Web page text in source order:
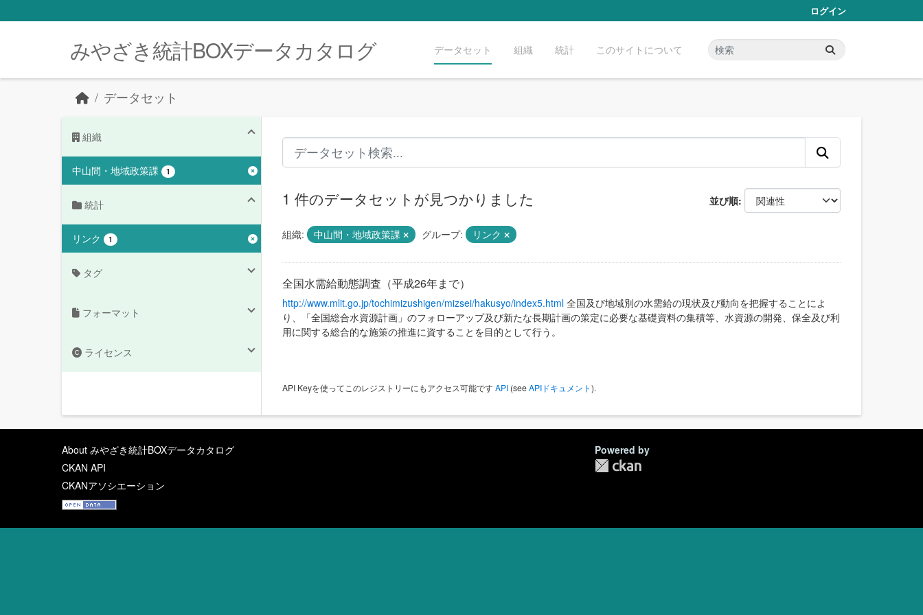
ログイン
みやざき統計BOXデータカタログ データセット 組織 統計 このサイトについて
データセット
組織
中山間・地域政策課 1
統計
リンク 1
タグ
フォーマット
ライセンス
並び順
1 件のデータセットが見つかりました
組織: 中山間・地域政策課 グループ: リンク
全国水需給動態調査（平成26年まで）
http://www.mlit.go.jp/tochimizushigen/mizsei/hakusyo/index5.html 全国及び地域別の水需給の現状及び動向を把握することによ
り、「全国総合水資源計画」のフォローアップ及び新たな長期計画の策定に必要な基礎資料の集積等、水資源の開発、保全及び利
用に関する総合的な施策の推進に資することを目的として行う。
API Keyを使ってこのレジストリーにもアクセス可能ですAPI (seeAPIドキュメント).
About みやざき統計BOXデータカタログ
CKAN API
CKANアソシエーション
Powered by